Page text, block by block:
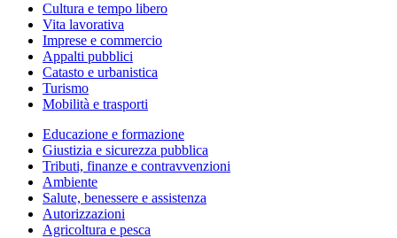
Cultura e tempo libero
Vita lavorativa
Imprese e commercio
Appalti pubblici
Catasto e urbanistica
Turismo
Mobilità e trasporti
Educazione e formazione
Giustizia e sicurezza pubblica
Tributi, finanze e contravvenzioni
Ambiente
Salute, benessere e assistenza
Autorizzazioni
Agricoltura e pesca